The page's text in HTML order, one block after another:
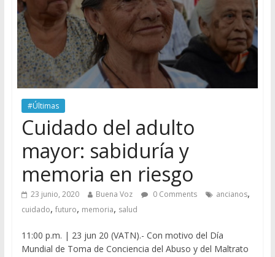
#Últimas
Cuidado del adulto
mayor: sabiduría y
memoria en riesgo
23 junio, 2020 Buena Voz 0 Comments ancianos,
cuidado, futuro, memoria, salud
11:00 p.m. | 23 jun 20 (VATN).- Con motivo del Día
Mundial de Toma de Conciencia del Abuso y del Maltrato